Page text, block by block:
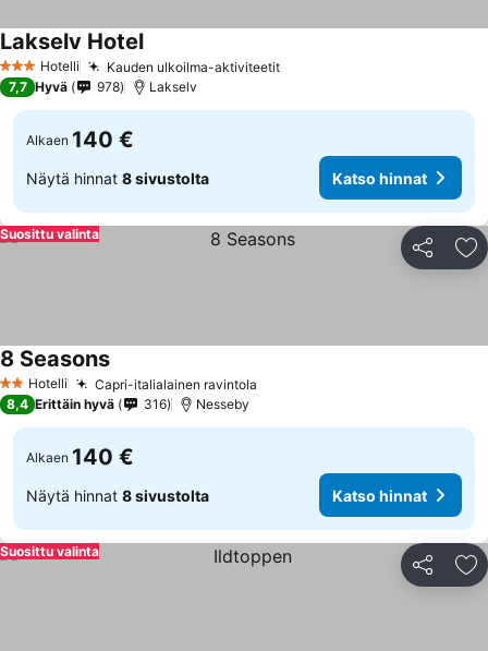
3 Tähtiluokitus
Hotelli Kauden ulkoilma-aktiviteetitKatso hinnat
Lakselv HotelKatso hinnat
7,7 Hyvä 978 Lakselv
Alkaen 140 €
Näytä hinnat 8 sivustolta Katso hinnat
Jaa
Suosittu valinta
2 Tähtiluokitus
Hotelli Capri-italialainen ravintola
8 SeasonsKatso hinnat
8,4 Erittäin hyvä 316 Nesseby
Alkaen 140 €
Näytä hinnat 8 sivustolta Katso hinnat
Jaa
Suosittu valinta